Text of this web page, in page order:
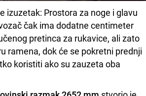
izuzetak: Prostora za noge i glavu
čak ima dodatne centimeter
pretinca za rukavice, ali zato
ramena, dok će se pokretni prednji
koristiti ako su zauzeta oba